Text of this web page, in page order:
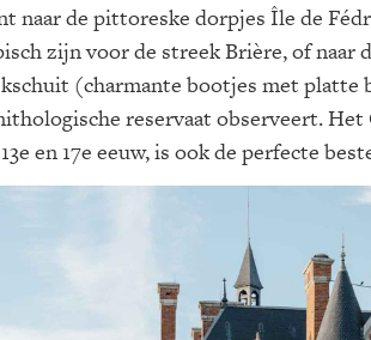
naar de pittoreske dorpjes Île de
zijn voor de streek Brière, of naar
(charmante bootjes met platte
reservaat observeert.
en 17e eeuw, is ook de perfecte